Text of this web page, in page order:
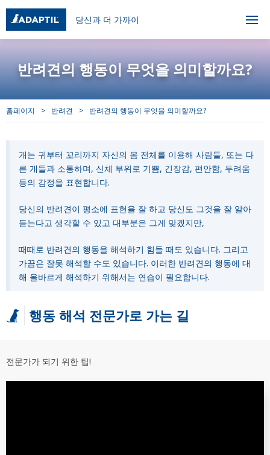
당신과 더 가까이
반려견의 행동이 무엇을 의미할까요?
홈페이지 반려견 반려견의 행동이 무엇을 의미할까요?
개는 귀부터 꼬리까지 자신의 몸 전체를 이용해 사람들, 또는 다
른 개들과 소통하며, 신체 부위로 기쁨, 긴장감, 편안함, 두려움
등의 감정을 표현합니다.
당신의 반려견이 평소에 표현을 잘 하고 당신도 그것을 잘 알아
듣는다고 생각할 수 있고 대부분은 그게 맞겠지만,
때때로 반려견의 행동을 해석하기 힘들 때도 있습니다. 그리고
가끔은 잘못 해석할 수도 있습니다. 이러한 반려견의 행동에 대
해 올바르게 해석하기 위해서는 연습이 필요합니다.
행동 해석 전문가로 가는 길
전문가가 되기 위한 팁!